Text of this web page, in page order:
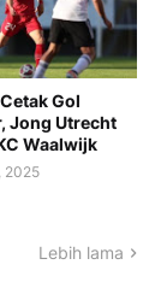
Gol
Jong Utrecht
Waalwijk
2025
Lebih lama